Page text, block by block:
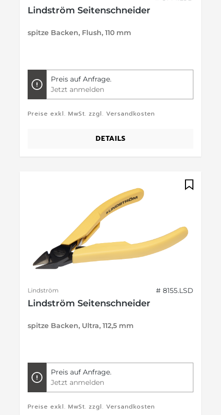
Lindström Seitenschneider
spitze Backen, Flush, 110 mm
Preis auf Anfrage.
Jetzt anmelden
Preise exkl. MwSt. zzgl. Versandkosten
DETAILS
Lindström # 8155.LSD
Lindström Seitenschneider
spitze Backen, Ultra, 112,5 mm
Preis auf Anfrage.
Jetzt anmelden
Preise exkl. MwSt. zzgl. Versandkosten